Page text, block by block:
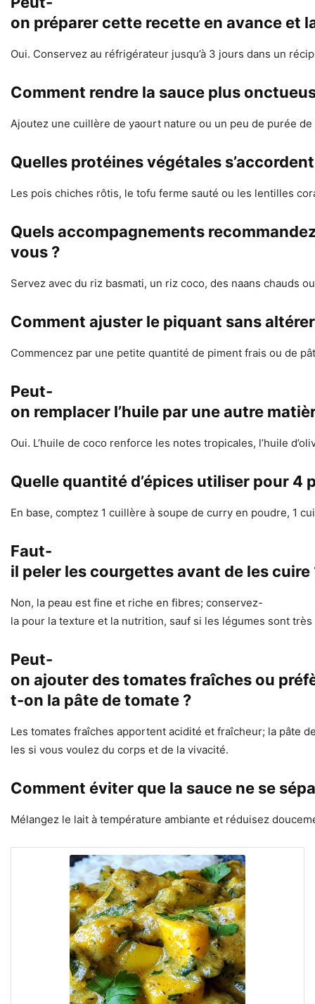
on préparer cette recette en avance et
Oui. Conservez au réfrigérateur jusqu’à 3 jours dans un
Comment rendre la sauce plus
Ajoutez une cuillère de yaourt nature ou un peu de purée
Quelles protéines végétales
Les pois chiches rôtis, le tofu ferme sauté ou les lentilles
Quels accompagnements
vous ?
Servez avec du riz basmati, un riz coco, des naans chauds
Comment ajuster le piquant sans
Commencez par une petite quantité de piment frais ou de
Peut-
on remplacer l’huile par une autre
Oui. L’huile de coco renforce les notes tropicales, l’huile
Quelle quantité d’épices utiliser pour 4
En base, comptez 1 cuillère à soupe de curry en poudre, 1
Faut-
il peler les courgettes avant de les cuire
Non, la peau est fine et riche en fibres; conservez-
la pour la texture et la nutrition, sauf si les légumes sont
Peut-
on ajouter des tomates fraîches ou
t-on la pâte de tomate ?
Les tomates fraîches apportent acidité et fraîcheur; la pâte
les si vous voulez du corps et de la vivacité.
Comment éviter que la sauce ne se
Mélangez le lait à température ambiante et réduisez